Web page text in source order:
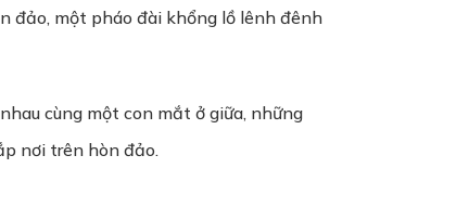
đảo, một pháo đài khổng lồ lênh đênh
cùng một con mắt ở giữa, những
nơi trên hòn đảo.